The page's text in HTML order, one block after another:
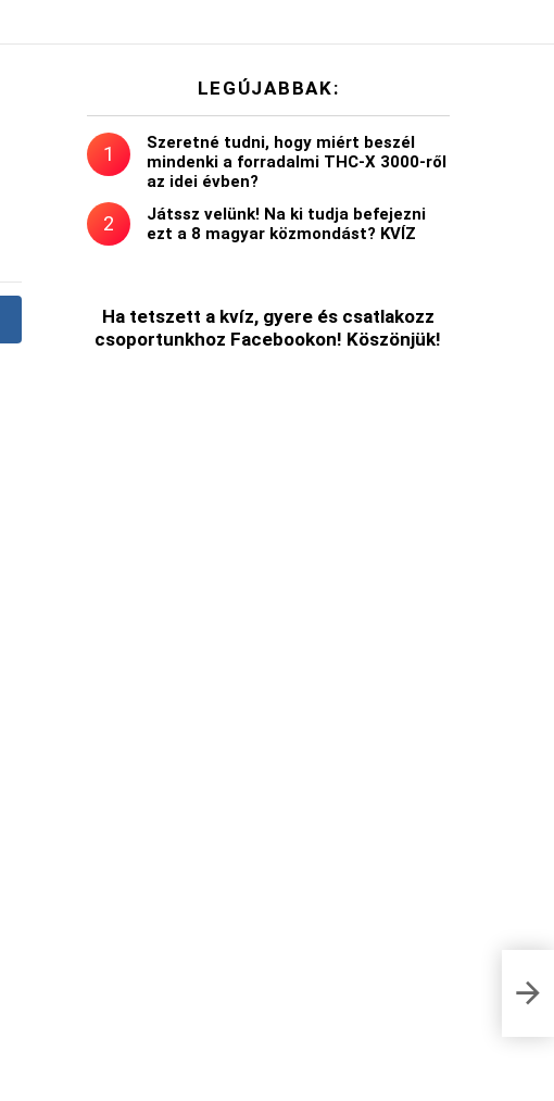
D
LEGÚJABBAK:
Szeretné tudni, hogy miért beszél
mindenki a forradalmi THC-X 3000-ről
az idei évben?
Játssz velünk! Na ki tudja befejezni
ezt a 8 magyar közmondást? KVÍZ
Ha tetszett a kvíz, gyere és csatlakozz
csoportunkhoz Facebookon! Köszönjük!